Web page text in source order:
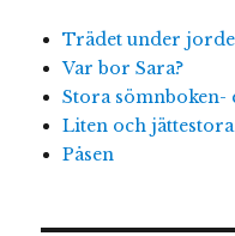
Trädet under
Var bor Sara?
Stora sömnboken-
Liten och
Påsen